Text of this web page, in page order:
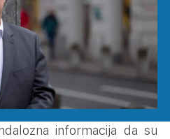
informacija da su